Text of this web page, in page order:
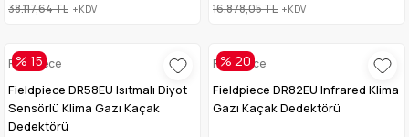
38.117,64 TL +KDV 16.878,05 TL +KDV
% 15
Fieldpiece
Fieldpiece DR58EU Isıtmalı Diyot
Sensörlü Klima Gazı Kaçak
Dedektörü
% 20
Fieldpiece
Fieldpiece DR82EU Infrared Klima
Gazı Kaçak Dedektörü